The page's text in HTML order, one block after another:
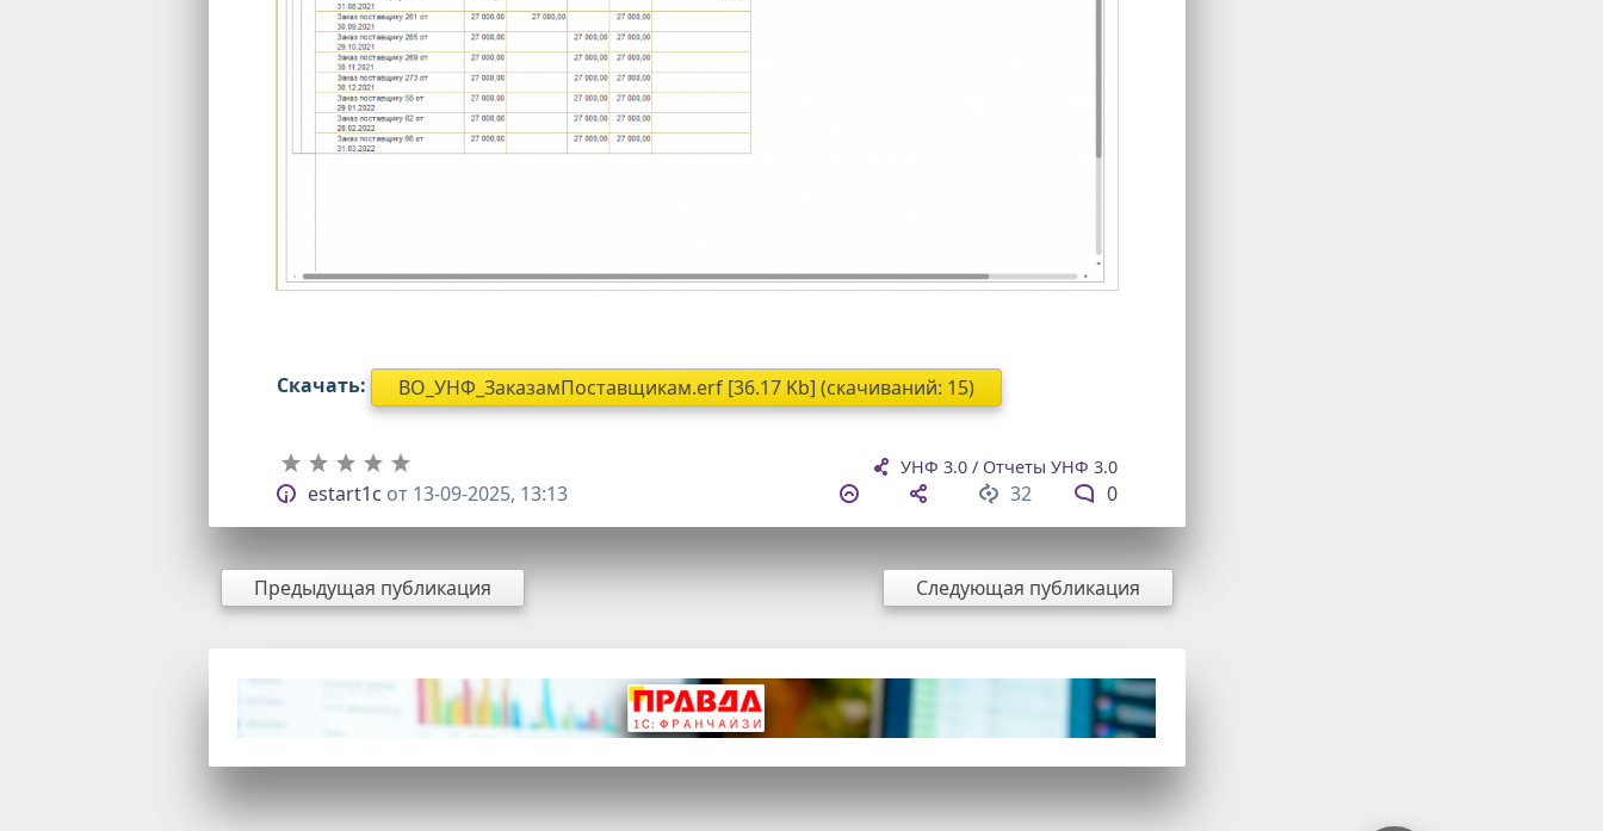
Скачать: ВО_УНФ_ЗаказамПоставщикам.erf [36.17 Kb] (cкачиваний: 15)
УНФ 3.0/ Отчеты УНФ 3.0
32 0
estart1c от 13-09-2025, 13:13
Предыдущая публикация Следующая публикация